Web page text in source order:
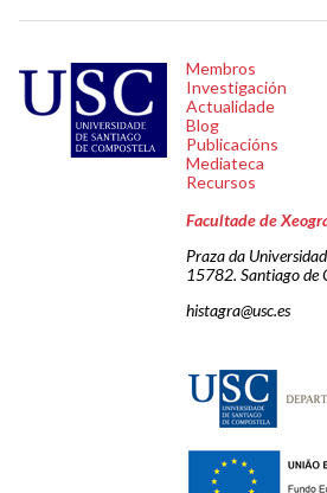
Membros
Investigación
Actualidade
Blog
Publicacións
Mediateca
Recursos
Facultade de
Praza da
15782. Santiago de
histagra@usc.es